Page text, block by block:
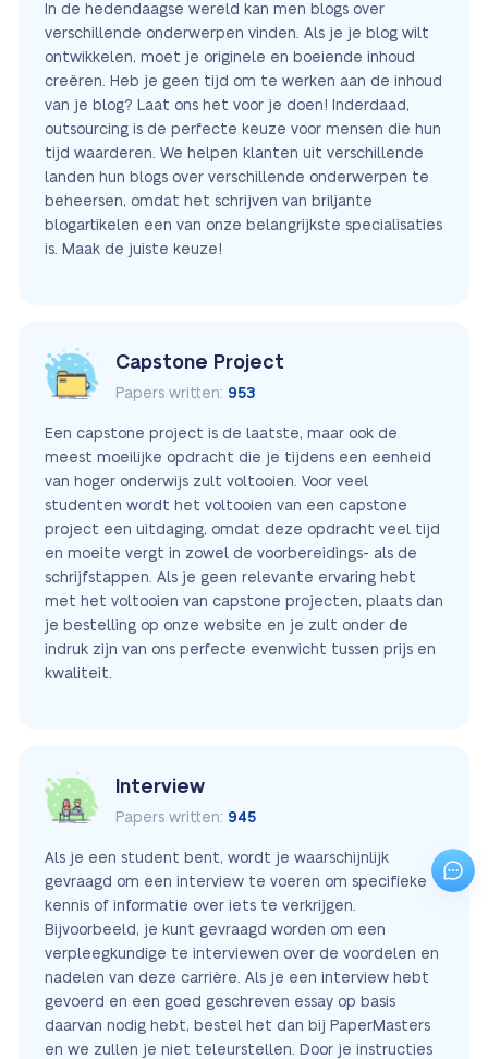
In de hedendaagse wereld kan men blogs over
verschillende onderwerpen vinden. Als je je blog wilt
ontwikkelen, moet je originele en boeiende inhoud
creëren. Heb je geen tijd om te werken aan de inhoud
van je blog? Laat ons het voor je doen! Inderdaad,
outsourcing is de perfecte keuze voor mensen die hun
tijd waarderen. We helpen klanten uit verschillende
landen hun blogs over verschillende onderwerpen te
beheersen, omdat het schrijven van briljante
blogartikelen een van onze belangrijkste specialisaties
is. Maak de juiste keuze!
Capstone Project
Papers written: 953
Een capstone project is de laatste, maar ook de
meest moeilijke opdracht die je tijdens een eenheid
van hoger onderwijs zult voltooien. Voor veel
studenten wordt het voltooien van een capstone
project een uitdaging, omdat deze opdracht veel tijd
en moeite vergt in zowel de voorbereidings- als de
schrijfstappen. Als je geen relevante ervaring hebt
met het voltooien van capstone projecten, plaats dan
je bestelling op onze website en je zult onder de
indruk zijn van ons perfecte evenwicht tussen prijs en
kwaliteit.
Interview
Papers written: 945
Als je een student bent, wordt je waarschijnlijk
gevraagd om een interview te voeren om specifieke
kennis of informatie over iets te verkrijgen.
Bijvoorbeeld, je kunt gevraagd worden om een
verpleegkundige te interviewen over de voordelen en
nadelen van deze carrière. Als je een interview hebt
gevoerd en een goed geschreven essay op basis
daarvan nodig hebt, bestel het dan bij PaperMasters
en we zullen je niet teleurstellen. Door je instructies